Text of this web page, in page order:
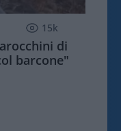
15k
di
barcone"